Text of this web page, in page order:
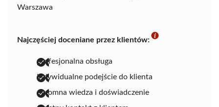
Warszawa
Najczęściej doceniane przez klientów:
profesjonalna obsługa
indywidualne podejście do klienta
ogromna wiedza i doświadczenie